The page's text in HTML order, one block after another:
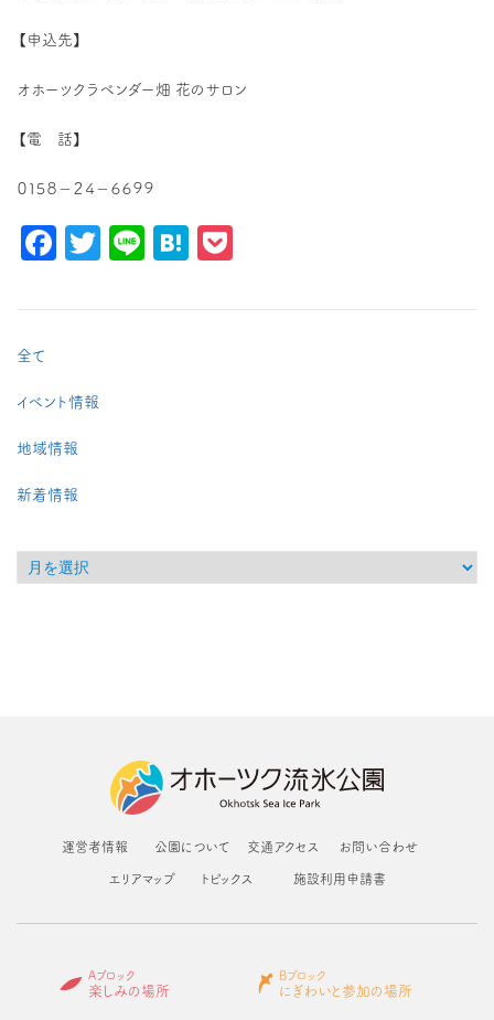
【申込先】
オホーツクラベンダー畑 花のサロン
【電 話】
０１５８－２４－６６９９
Facebook
Twitter
LineHatena
全て
イベント情報
地域情報
新着情報
運営者情報 公園について 交通アクセス お問い合わせ
エリアマップ トピックス 施設利用申請書
Aブロック
楽しみの場所
Bブロック
にぎわいと参加の場所